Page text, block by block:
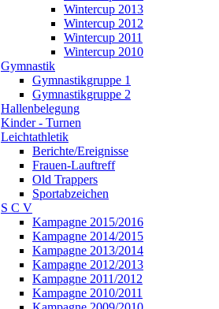
Wintercup 2013
Wintercup 2012
Wintercup 2011
Wintercup 2010
Gymnastik
Gymnastikgruppe 1
Gymnastikgruppe 2
Hallenbelegung
Kinder - Turnen
Leichtathletik
Berichte/Ereignisse
Frauen-Lauftreff
Old Trappers
Sportabzeichen
S C V
Kampagne 2015/2016
Kampagne 2014/2015
Kampagne 2013/2014
Kampagne 2012/2013
Kampagne 2011/2012
Kampagne 2010/2011